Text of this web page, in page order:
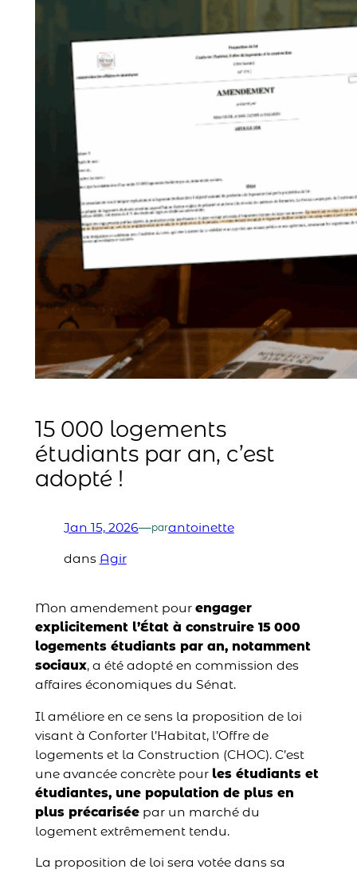
15 000 logements
étudiants par an, c’est
adopté !
Jan 15, 2026—parantoinette
dans Agir
Mon amendement pour engager
explicitement l’État à construire 15 000
logements étudiants par an, notamment
sociaux, a été adopté en commission des
affaires économiques du Sénat.
Il améliore en ce sens la proposition de loi
visant à Conforter l’Habitat, l’Offre de
logements et la Construction (CHOC). C’est
une avancée concrète pour les étudiants et
étudiantes, une population de plus en
plus précariséepar un marché du
logement extrêmement tendu.
La proposition de loi sera votée dans sa